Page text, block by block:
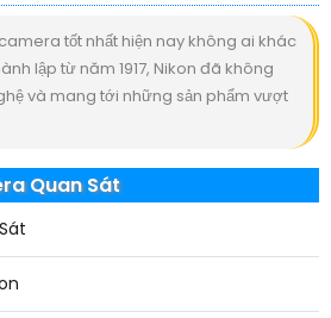
tốt nhất hiện nay không ai khác
lập từ năm 1917, Nikon đã không
và mang tới những sản phẩm vượt
Quan Sát